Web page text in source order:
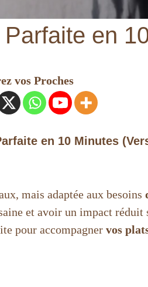
en
vos Proches
en 10 Minutes
mais adaptée aux besoins
et avoir un impact réduit
pour accompagner vos